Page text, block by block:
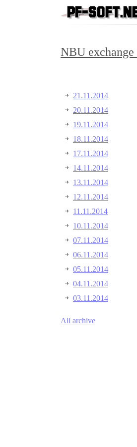
NBU exchange
21.11.2014
20.11.2014
19.11.2014
18.11.2014
17.11.2014
14.11.2014
13.11.2014
12.11.2014
11.11.2014
10.11.2014
07.11.2014
06.11.2014
05.11.2014
04.11.2014
03.11.2014
All archive